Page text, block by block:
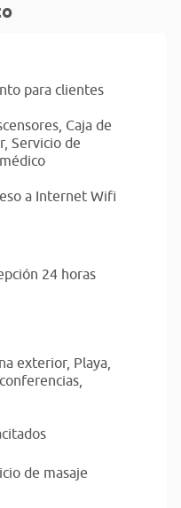
para clientes
Caja de
Servicio de
a Internet Wifi
24 horas
exterior, Playa,
de masaje